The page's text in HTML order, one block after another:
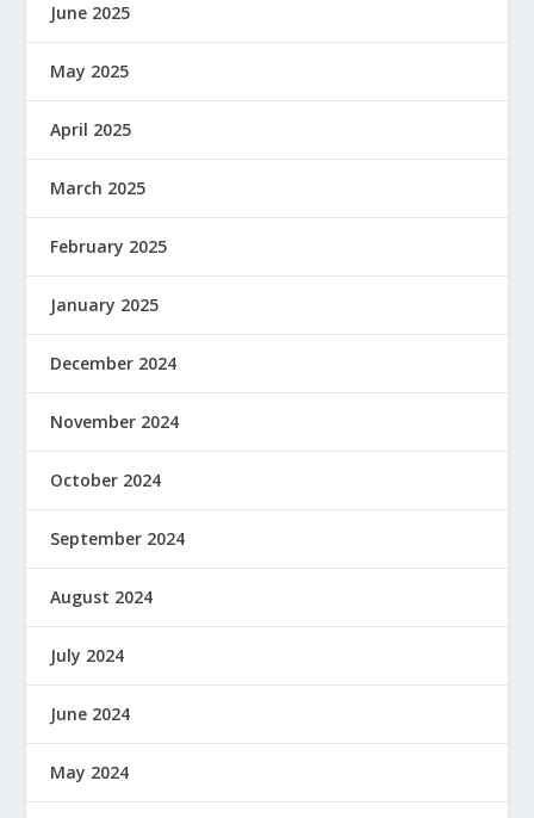
June 2025
May 2025
April 2025
March 2025
February 2025
January 2025
December 2024
November 2024
October 2024
September 2024
August 2024
July 2024
June 2024
May 2024